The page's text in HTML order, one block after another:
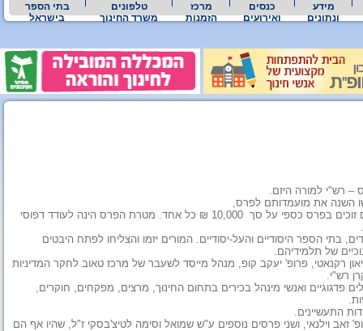
מידע
ונתונים
כנסים
ואירועים
מרכז
הזמנות
טלפונים
משרד החינוך
בתי הספר
בישראל
– רש"י למורה היזם.
המורים זוכים בפרס כספי על סך 10,000 ₪ כל אחד. מטרת הפרס הינה לעודד דפוסי
בתי הספר היסודיים והעל-יסודיים. המורים יזמו והצליחו לפתח היבטים
של תלמידיהם.
רקנאטי, פרופ' יעקב קופ, מנהל מייסד לשעבר של מרכז טאוב לחקר המדיניות
רש"י.
בתי ספר, מנהלים פדגוגיים ואנשי מינהל בכירים בתחום החינוך, מרצים, מפקחים, חוקרים,
התעשיינים.
וילנאי, ושני פרסים נוספים ע"ש שמואל וסימה לטיצ'בסקי ז"ל, שהיו אף הם